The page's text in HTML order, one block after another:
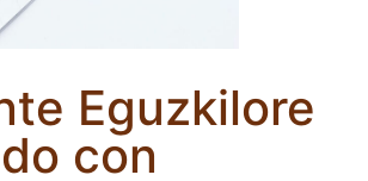
Eguzkilore
con